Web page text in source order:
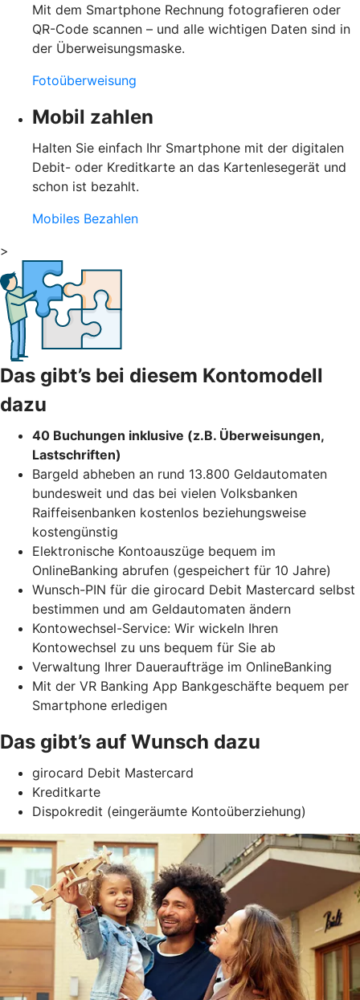
Mit dem Smartphone Rechnung fotografieren oder
QR-Code scannen – und alle wichtigen Daten sind in
der Überweisungsmaske.
Fotoüberweisung
Mobil zahlen
Halten Sie einfach Ihr Smartphone mit der digitalen
Debit- oder Kreditkarte an das Kartenlesegerät und
schon ist bezahlt.
Mobiles Bezahlen
>
Das gibt’s bei diesem Kontomodell
dazu
40 Buchungen inklusive (z.B. Überweisungen,
Lastschriften)
Bargeld abheben an rund 13.800 Geldautomaten
bundesweit und das bei vielen Volksbanken
Raiffeisenbanken kostenlos beziehungsweise
kostengünstig
Elektronische Kontoauszüge bequem im
OnlineBanking abrufen (gespeichert für 10 Jahre)
Wunsch-PIN für die girocard Debit Mastercard selbst
bestimmen und am Geldautomaten ändern
Kontowechsel-Service: Wir wickeln Ihren
Kontowechsel zu uns bequem für Sie ab
Verwaltung Ihrer Daueraufträge im OnlineBanking
Mit der VR Banking App Bankgeschäfte bequem per
Smartphone erledigen
Das gibt’s auf Wunsch dazu
girocard Debit Mastercard
Kreditkarte
Dispokredit (eingeräumte Kontoüberziehung)